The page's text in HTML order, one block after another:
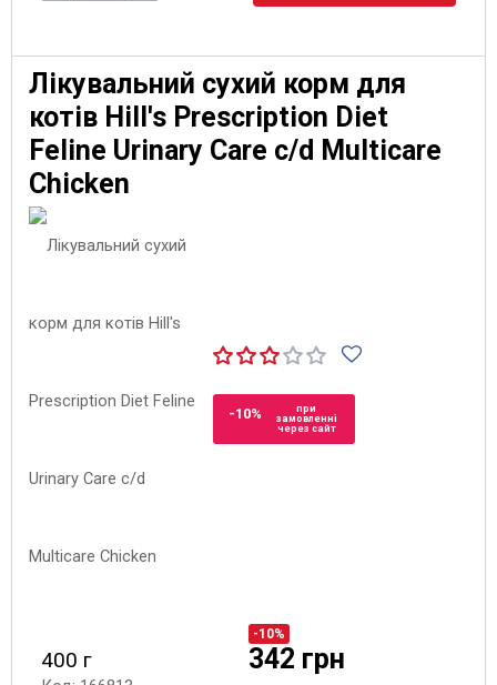
Лікувальний сухий корм для
котів Hill's Prescription Diet
Feline Urinary Care c/d Multicare
Chicken
-10%
при
замовленні
через сайт
400 г
-10%
342 грн